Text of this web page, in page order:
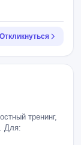
Откликнуться
тренинг,
Для: